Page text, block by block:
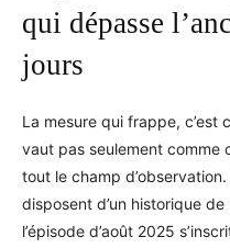
qui dépasse
jours
La mesure qui frappe, c’est
vaut pas seulement comme
tout le champ
disposent d’un historique
l’épisode d’août 2025